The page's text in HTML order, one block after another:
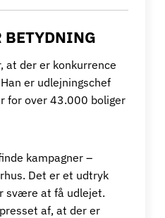
BETYDNING
at der er konkurrence
er udlejningschef
for over 43.000 boliger
kampagner –
Det er et udtryk
svære at få udlejet.
af, at der er